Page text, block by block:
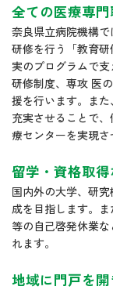
全ての医療専
奈良県立病院機構
研修を行う「教育
実のプログラムで
研修制度、専攻 医
援を行います。ま
充実させることで
療センターを実現さ
留学・資格取
国内外の大学、研
成を目指します。
等の自己啓発休業
れます。
地域に門戸を